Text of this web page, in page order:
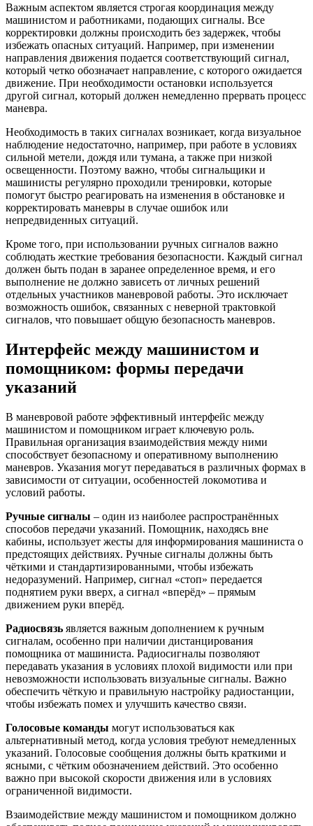
Важным аспектом является строгая координация между
машинистом и работниками, подающих сигналы. Все
корректировки должны происходить без задержек, чтобы
избежать опасных ситуаций. Например, при изменении
направления движения подается соответствующий сигнал,
который четко обозначает направление, с которого ожидается
движение. При необходимости остановки используется
другой сигнал, который должен немедленно прервать процесс
маневра.
Необходимость в таких сигналах возникает, когда визуальное
наблюдение недостаточно, например, при работе в условиях
сильной метели, дождя или тумана, а также при низкой
освещенности. Поэтому важно, чтобы сигнальщики и
машинисты регулярно проходили тренировки, которые
помогут быстро реагировать на изменения в обстановке и
корректировать маневры в случае ошибок или
непредвиденных ситуаций.
Кроме того, при использовании ручных сигналов важно
соблюдать жесткие требования безопасности. Каждый сигнал
должен быть подан в заранее определенное время, и его
выполнение не должно зависеть от личных решений
отдельных участников маневровой работы. Это исключает
возможность ошибок, связанных с неверной трактовкой
сигналов, что повышает общую безопасность маневров.
Интерфейс между машинистом и
помощником: формы передачи
указаний
В маневровой работе эффективный интерфейс между
машинистом и помощником играет ключевую роль.
Правильная организация взаимодействия между ними
способствует безопасному и оперативному выполнению
маневров. Указания могут передаваться в различных формах в
зависимости от ситуации, особенностей локомотива и
условий работы.
Ручные сигналы – один из наиболее распространённых
способов передачи указаний. Помощник, находясь вне
кабины, использует жесты для информирования машиниста о
предстоящих действиях. Ручные сигналы должны быть
чёткими и стандартизированными, чтобы избежать
недоразумений. Например, сигнал «стоп» передается
поднятием руки вверх, а сигнал «вперёд» – прямым
движением руки вперёд.
Радиосвязь является важным дополнением к ручным
сигналам, особенно при наличии дистанцирования
помощника от машиниста. Радиосигналы позволяют
передавать указания в условиях плохой видимости или при
невозможности использовать визуальные сигналы. Важно
обеспечить чёткую и правильную настройку радиостанции,
чтобы избежать помех и улучшить качество связи.
Голосовые команды могут использоваться как
альтернативный метод, когда условия требуют немедленных
указаний. Голосовые сообщения должны быть краткими и
ясными, с чётким обозначением действий. Это особенно
важно при высокой скорости движения или в условиях
ограниченной видимости.
Взаимодействие между машинистом и помощником должно